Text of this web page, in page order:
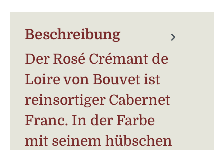
Beschreibung
Der Rosé Crémant de
Loire von Bouvet ist
reinsortiger Cabernet
Franc. In der Farbe
mit seinem hübschen